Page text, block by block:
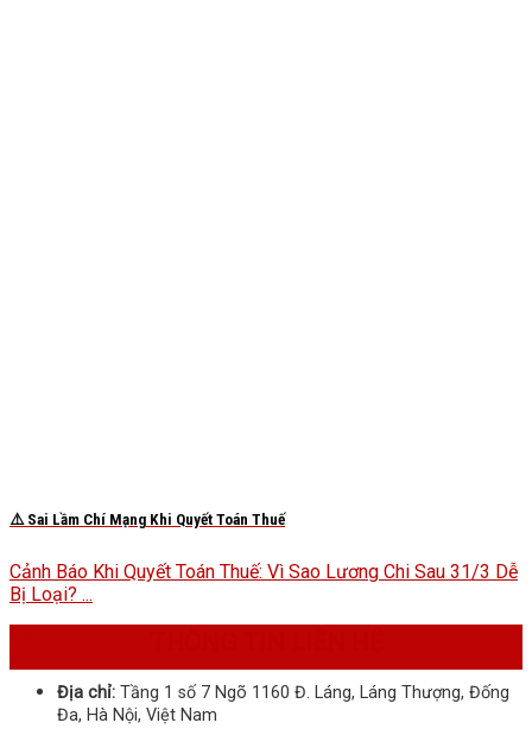
⚠️ Sai Lầm Chí Mạng Khi Quyết Toán Thuế
Cảnh Báo Khi Quyết Toán Thuế: Vì Sao Lương Chi Sau 31/3 Dễ
Bị Loại? ...
Địa chỉ: Tầng 1 số 7 Ngõ 1160 Đ. Láng, Láng Thượng, Đống
Đa, Hà Nội, Việt Nam